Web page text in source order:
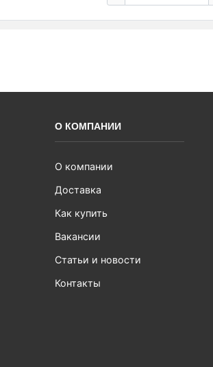
О КОМПАНИИ
О компании
Доставка
Как купить
Вакансии
Статьи и новости
Контакты